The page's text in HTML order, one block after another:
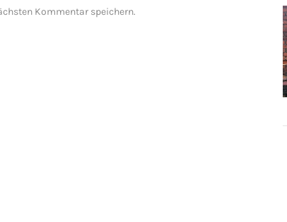
Kommentar speichern.